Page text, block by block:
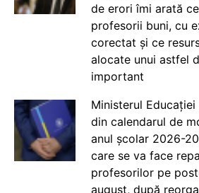
de erori îmi arată
profesorii buni, cu
corectat și ce
alocate unui astfel
important
Ministerul
din calendarul de
anul școlar 2026-
care se va face
profesorilor pe
august, după